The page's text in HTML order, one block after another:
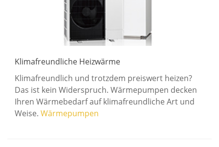
Klimafreundliche Heizwärme
Klimafreundlich und trotzdem preiswert heizen?
Das ist kein Widerspruch. Wärmepumpen decken
Ihren Wärmebedarf auf klimafreundliche Art und
Weise. Wärmepumpen